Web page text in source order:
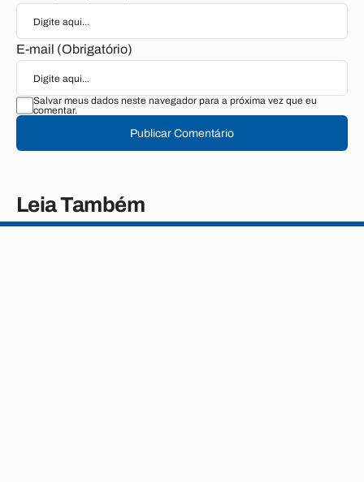
E-mail (Obrigatório)
Salvar meus dados neste navegador para a próxima vez que eu
comentar.
Publicar Comentário
Leia Também